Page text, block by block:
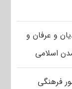
و عرفان و
اسلامی
فرهنگی